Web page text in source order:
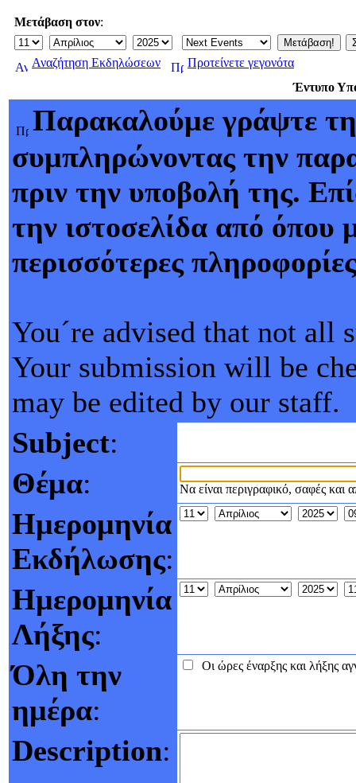
Μετάβαση στον:
Αναζήτηση Εκδηλώσεων
Προτείνετε γεγονότα
Έντυπο
Παρακαλούμε γράψτε
συμπληρώνοντας την
πριν την υποβολή της.
την ιστοσελίδα από όπου
περισσότερες πληροφορίες
You´re advised that not all
Your submission will be
may be edited by our staff.
Subject:
Θέμα: Να είναι περιγραφικό, σαφές και
Ημερομηνία
Εκδήλωσης:
Ημερομηνία
Λήξης:
Όλη την
ημέρα:
Οι ώρες έναρξης και λήξης
Description: